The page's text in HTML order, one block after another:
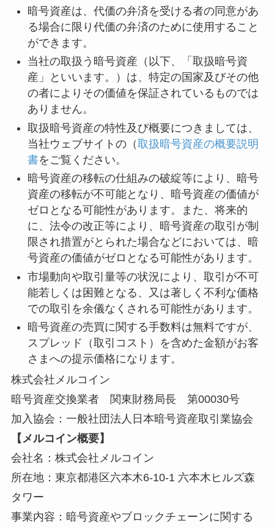
暗号資産は、代価の弁済を受ける者の同意があ
る場合に限り代価の弁済のために使用すること
ができます。
当社の取扱う暗号資産（以下、「取扱暗号資
産」といいます。）は、特定の国家及びその他
の者によりその価値を保証されているものでは
ありません。
取扱暗号資産の特性及び概要につきましては、
当社ウェブサイトの（取扱暗号資産の概要説明
書をご覧ください。
暗号資産の移転の仕組みの破綻等により、暗号
資産の移転が不可能となり、暗号資産の価値が
ゼロとなる可能性があります。また、将来的
に、法令の改正等により、暗号資産の取引が制
限され措置がとられた場合などにおいては、暗
号資産の価値がゼロとなる可能性があります。
市場動向や取引量等の状況により、取引が不可
能若しくは困難となる、又は著しく不利な価格
での取引を余儀なくされる可能性があります。
暗号資産の売買に関する手数料は無料ですが、
スプレッド（取引コスト）を含めた金額がお客
さまへの提示価格になります。
株式会社メルコイン
暗号資産交換業者 関東財務局長 第00030号
加入協会：一般社団法人日本暗号資産取引業協会
【メルコイン概要】
会社名：株式会社メルコイン
所在地：東京都港区六本木6-10-1 六本木ヒルズ森
タワー
事業内容：暗号資産やブロックチェーンに関する